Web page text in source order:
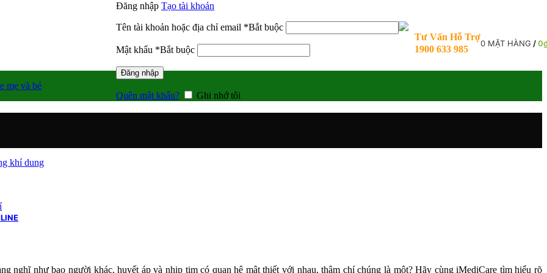
Đăng nhập Tạo tài khoản
Tên tài khoản hoặc địa chỉ email *Bắt buộc
Mật khẩu *Bắt buộc
Đăng nhập
Quên mật khẩu? Ghi nhớ tôi
Tư Vấn Hỗ Trợ
1900 633 985
0 MẶT HÀNG /0
mẹ và bé
khí dung
nghĩ như bao người khác, huyết áp và nhịp tim có quan hệ mật thiết với nhau, thậm chí chúng là một? Hãy cùng iMediCare tìm hiểu rõ